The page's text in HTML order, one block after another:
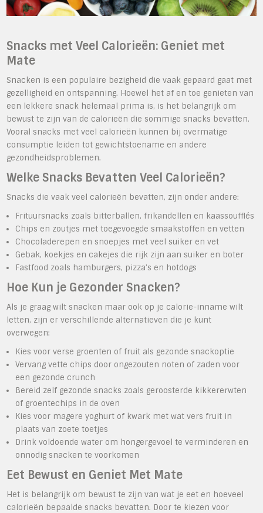
Snacks met Veel Calorieën: Geniet met
Mate
Snacken is een populaire bezigheid die vaak gepaard gaat met
gezelligheid en ontspanning. Hoewel het af en toe genieten van
een lekkere snack helemaal prima is, is het belangrijk om
bewust te zijn van de calorieën die sommige snacks bevatten.
Vooral snacks met veel calorieën kunnen bij overmatige
consumptie leiden tot gewichtstoename en andere
gezondheidsproblemen.
Welke Snacks Bevatten Veel Calorieën?
Snacks die vaak veel calorieën bevatten, zijn onder andere:
Frituursnacks zoals bitterballen, frikandellen en kaassoufflés
Chips en zoutjes met toegevoegde smaakstoffen en vetten
Chocoladerepen en snoepjes met veel suiker en vet
Gebak, koekjes en cakejes die rijk zijn aan suiker en boter
Fastfood zoals hamburgers, pizza’s en hotdogs
Hoe Kun je Gezonder Snacken?
Als je graag wilt snacken maar ook op je calorie-inname wilt
letten, zijn er verschillende alternatieven die je kunt
overwegen:
Kies voor verse groenten of fruit als gezonde snackoptie
Vervang vette chips door ongezouten noten of zaden voor
een gezonde crunch
Bereid zelf gezonde snacks zoals geroosterde kikkererwten
of groentechips in de oven
Kies voor magere yoghurt of kwark met wat vers fruit in
plaats van zoete toetjes
Drink voldoende water om hongergevoel te verminderen en
onnodig snacken te voorkomen
Eet Bewust en Geniet Met Mate
Het is belangrijk om bewust te zijn van wat je eet en hoeveel
calorieën bepaalde snacks bevatten. Door te kiezen voor